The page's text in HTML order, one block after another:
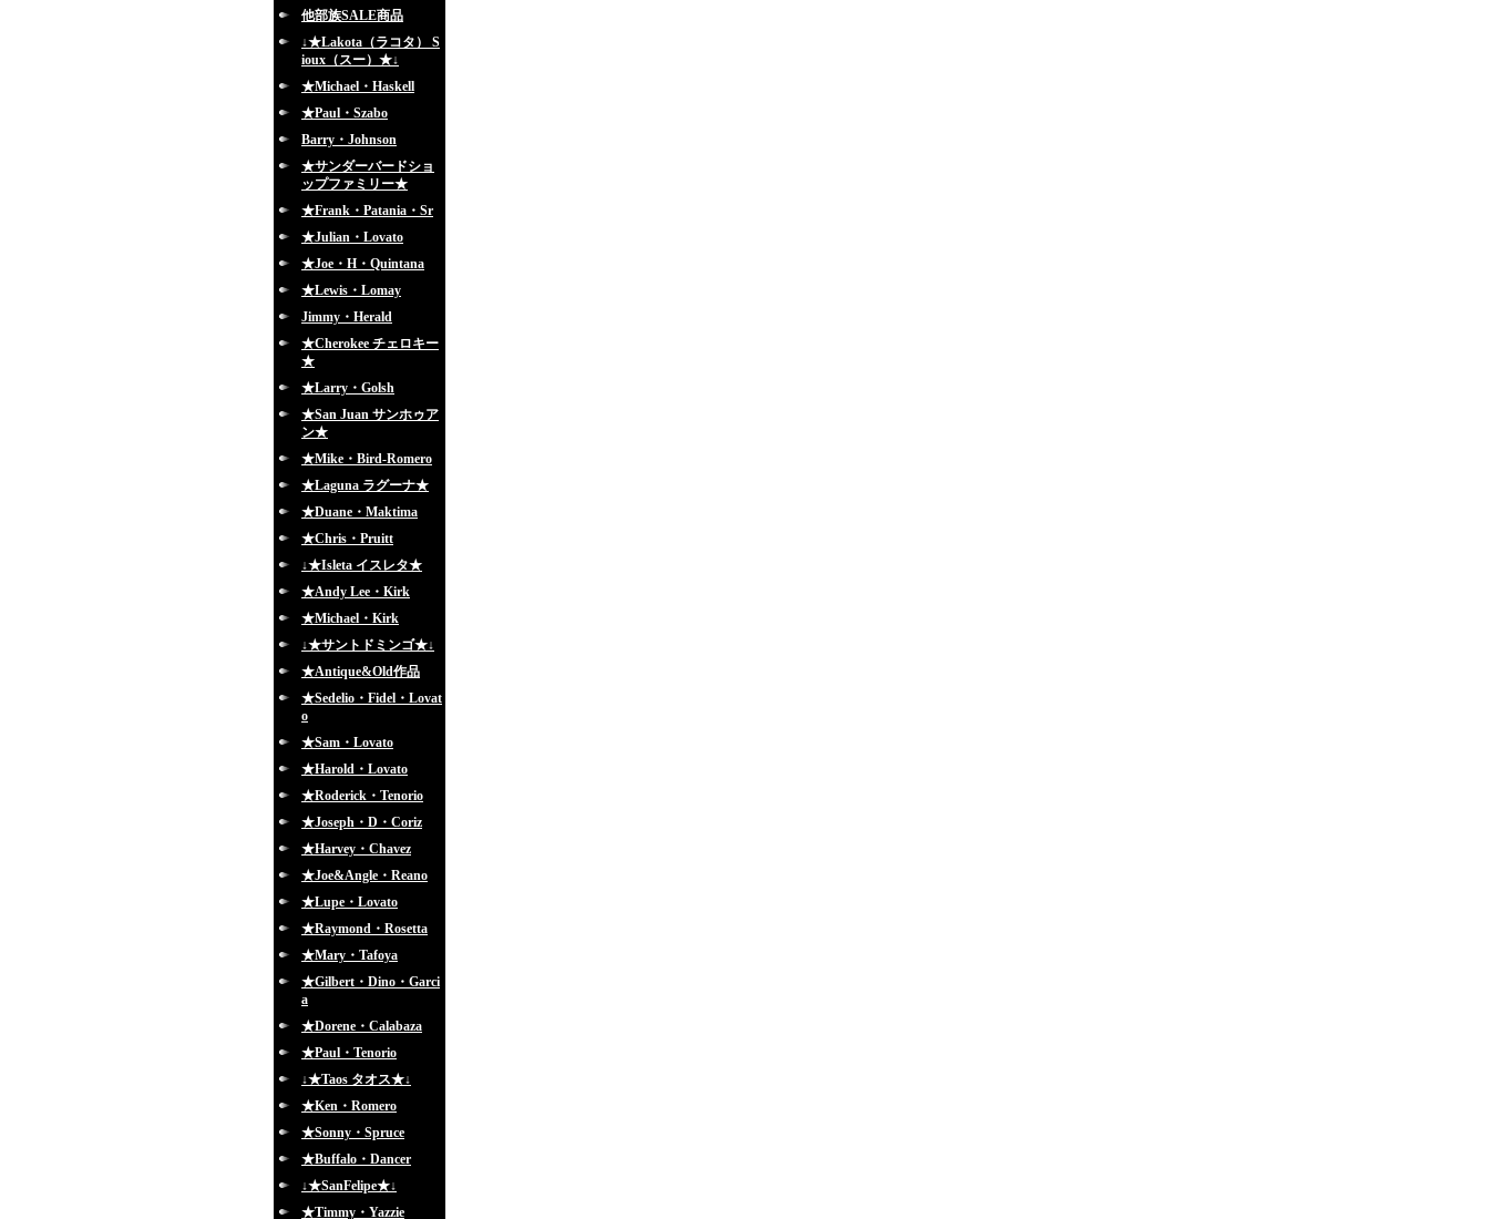
他部族SALE商品
↓★Lakota（ラコタ） S
ioux（スー）★↓
★Michael・Haskell
★Paul・Szabo
Barry・Johnson
★サンダーバードショ
ップファミリー★
★Frank・Patania・Sr
★Julian・Lovato
★Joe・H・Quintana
★Lewis・Lomay
Jimmy・Herald
★Cherokee チェロキー
★
★Larry・Golsh
★San Juan サンホゥア
ン★
★Mike・Bird-Romero
★Laguna ラグーナ★
★Duane・Maktima
★Chris・Pruitt
↓★Isleta イスレタ★
★Andy Lee・Kirk
★Michael・Kirk
↓★サントドミンゴ★↓
★Antique&Old作品
★Sedelio・Fidel・Lovat
o
★Sam・Lovato
★Harold・Lovato
★Roderick・Tenorio
★Joseph・D・Coriz
★Harvey・Chavez
★Joe&Angle・Reano
★Lupe・Lovato
★Raymond・Rosetta
★Mary・Tafoya
★Gilbert・Dino・Garci
a
★Dorene・Calabaza
★Paul・Tenorio
↓★Taos タオス★↓
★Ken・Romero
★Sonny・Spruce
★Buffalo・Dancer
↓★SanFelipe★↓
★Timmy・Yazzie